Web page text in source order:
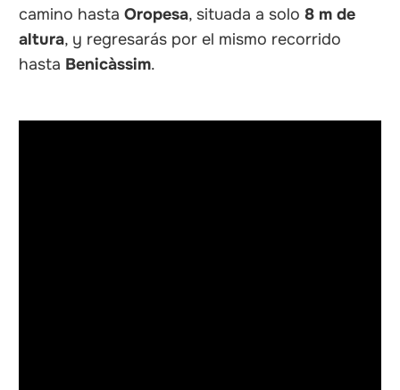
camino hastaOropesa, situada a solo8 m de
altura, y regresarás por el mismo recorrido
hasta Benicàssim.